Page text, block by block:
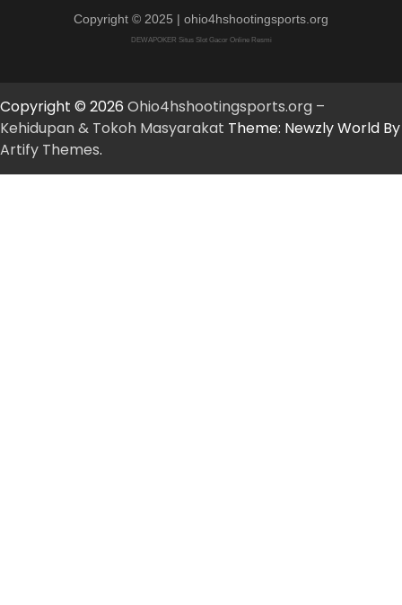
Copyright © 2025 | ohio4hshootingsports.org
DEWAPOKER Situs Slot Gacor Online Resmi
Copyright © 2026 Ohio4hshootingsports.org –
Kehidupan & Tokoh Masyarakat Theme: Newzly World By
Artify Themes.